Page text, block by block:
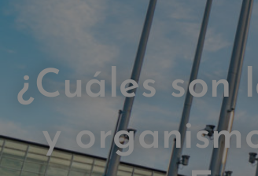
¿Cuáles son
y